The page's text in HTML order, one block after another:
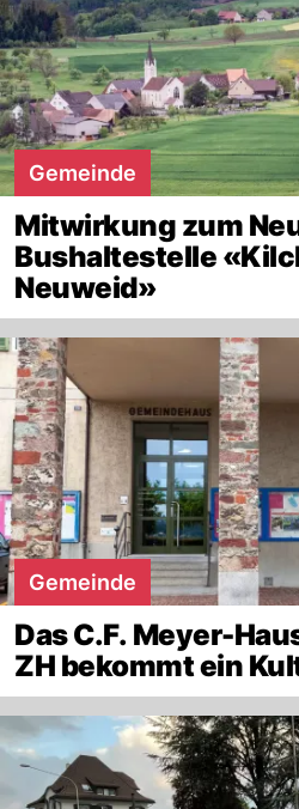
Gemeinde
Mitwirkung zum
Bushaltestelle
Neuweid»
Gemeinde
Das C.F. Meyer-
ZH bekommt ein